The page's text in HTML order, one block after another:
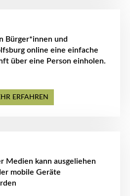
Bürger*innen und
online eine einfache
über eine Person einholen.
ERFAHREN
Medien kann ausgeliehen
mobile Geräte